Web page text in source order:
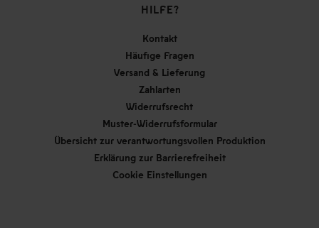
HILFE?
Kontakt
Häufige Fragen
Versand & Lieferung
Zahlarten
Widerrufsrecht
Muster-Widerrufsformular
Übersicht zur verantwortungsvollen Produktion
Erklärung zur Barrierefreiheit
Cookie Einstellungen